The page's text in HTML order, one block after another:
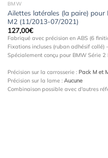
BMW
Ailettes latérales (la paire)
M2 (11/2013-07/2021)
127,00€
Fabriqué avec précision en ABS (6
Fixations incluses (ruban adhésif
Spécialement conçu pour BMW Série
Précision sur la carrosserie : Pack M et
Précision sur la lame : Aucune
Combinaison possible avec d'autres